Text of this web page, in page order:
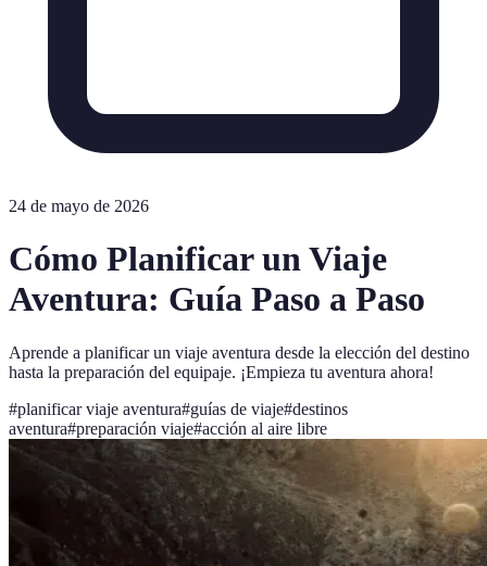
24 de mayo de 2026
Cómo Planificar un Viaje
Aventura: Guía Paso a Paso
Aprende a planificar un viaje aventura desde la elección del destino
hasta la preparación del equipaje. ¡Empieza tu aventura ahora!
#planificar viaje aventura#guías de viaje#destinos
aventura#preparación viaje#acción al aire libre